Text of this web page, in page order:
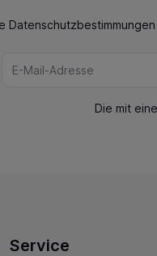
Datenschutzbestimmungen
Die mit
Service